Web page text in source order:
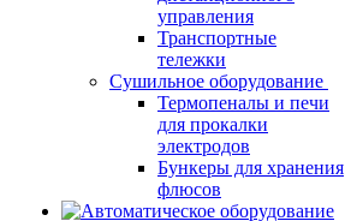
управления
Транспортные
тележки
Сушильное оборудование
Термопеналы и печи
для прокалки
электродов
Бункеры для хранения
флюсов